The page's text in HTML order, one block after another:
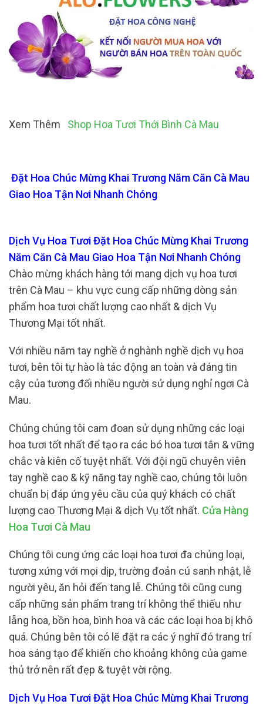
Xem Thêm Shop Hoa Tươi Thới Bình Cà Mau
Đặt Hoa Chúc Mừng Khai Trương Năm Căn Cà Mau
Giao Hoa Tận Nơi Nhanh Chóng
Dịch Vụ Hoa Tươi Đặt Hoa Chúc Mừng Khai Trương
Năm Căn Cà Mau Giao Hoa Tận Nơi Nhanh Chóng
Chào mừng khách hàng tới mang dịch vụ hoa tươi
trên Cà Mau – khu vực cung cấp những dòng sản
phẩm hoa tươi chất lượng cao nhất & dịch Vụ
Thương Mại tốt nhất.
Với nhiều năm tay nghề ở nghành nghề dịch vụ hoa
tươi, bên tôi tự hào là tác động an toàn và đáng tin
cậy của tương đối nhiều người sử dụng nghỉ ngơi Cà
Mau.
Chúng chúng tôi cam đoan sử dụng những các loại
hoa tươi tốt nhất để tạo ra các bó hoa tươi tắn & vững
chắc và kiên cố tuyệt nhất. Với đội ngũ chuyên viên
tay nghề cao & kỹ năng tay nghề cao, chúng tôi luôn
chuẩn bị đáp ứng yêu cầu của quý khách có chất
lượng cao Thương Mại & dịch Vụ tốt nhất. Cửa Hàng
Hoa Tươi Cà Mau
Chúng tôi cung ứng các loại hoa tươi đa chủng loại,
tương xứng với mọi dịp, trường đoản cú sanh nhật, lễ
người yêu, ăn hỏi đến tang lễ. Chúng tôi cũng cung
cấp những sản phẩm trang trí không thể thiếu như
lẵng hoa, bồn hoa, bình hoa và các các loại hoa bị khô
quá. Chúng bên tôi có lẽ đặt ra các ý nghĩ đó trang trí
hoa sáng tạo để khiến cho khoảng không của game
thủ trở nên rất đẹp & tuyệt vời rộng.
Dịch Vụ Hoa Tươi Đặt Hoa Chúc Mừng Khai Trương